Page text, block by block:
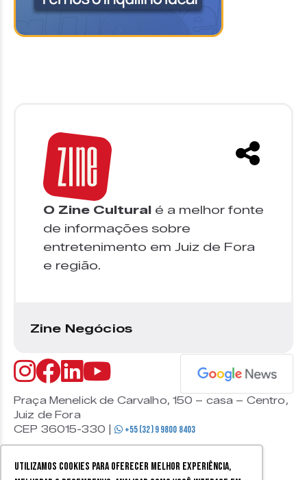
Utilizamos cookies para oferecer melhor experiência,
O Zine Cultural é a melhor fonte
de informações sobre
entretenimento em Juiz de Fora
e região.
Zine Negócios
Praça Menelick de Carvalho, 150 – casa – Centro,
Juiz de Fora
CEP 36015-330 |
+55 (32) 9 9800 8403